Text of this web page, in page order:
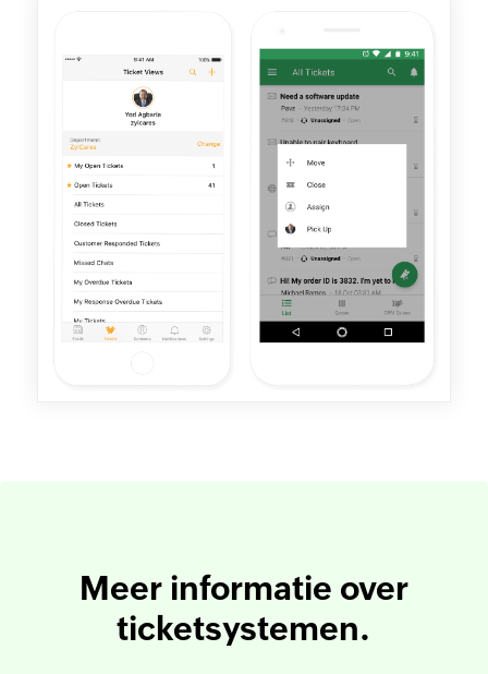
Meer informatie over
ticketsystemen.